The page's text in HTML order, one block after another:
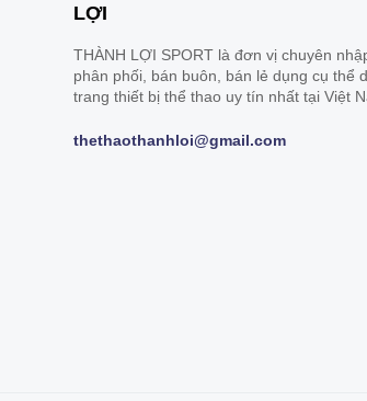
LỢI
THÀNH LỢI SPORT là đơn vị chuyên
phân phối, bán buôn, bán lẻ dụng cụ thể
trang thiết bị thể thao uy tín nhất tại Việt
thethaothanhloi@gmail.com